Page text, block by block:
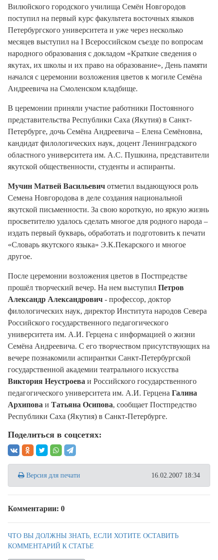
Вилюйского городского училища Семён Новгородов
поступил на первый курс факультета восточных языков
Петербургского университета и уже через несколько
месяцев выступил на I Всероссийском съезде по вопросам
народного образования с докладом «Краткие сведения о
якутах, их школы и их право на образование», День памяти
начался с церемонии возложения цветов к могиле Семёна
Андреевича на Смоленском кладбище.
В церемонии приняли участие работники Постоянного
представительства Республики Саха (Якутия) в Санкт-
Петербурге, дочь Семёна Андреевича – Елена Семёновна,
кандидат филологических наук, доцент Ленинградского
областного университета им. А.С. Пушкина, представители
якутской общественности, студенты и аспиранты.
Мучин Матвей Васильевич отметил выдающуюся роль
Семена Новгородова в деле создания национальной
якутской письменности. За свою короткую, но яркую жизнь
просветителю удалось сделать многое для родного народа –
издать первый букварь, обработать и подготовить к печати
«Словарь якутского языка» Э.К.Пекарского и многое
другое.
После церемонии возложения цветов в Постпредстве
прошёл творческий вечер. На нем выступил Петров
Александр Александрович - профессор, доктор
филологических наук, директор Института народов Севера
Российского государственного педагогического
университета им. А.И. Герцена с информацией о жизни
Семёна Андреевича. С его творчеством присутствующих на
вечере познакомили аспирантки Санкт-Петербургской
государственной академии театрального искусства
Виктория Неустроева и Российского государственного
педагогического университета им. А.И. Герцена Галина
Архипова и Татьяна Осипова, сообщает Постпредство
Республики Саха (Якутия) в Санкт-Петербурге.
Поделиться в соцсетях:
Версия для печати 16.02.2007 18:34
Комментарии: 0
ЧТО ВЫ ДОЛЖНЫ ЗНАТЬ, ЕСЛИ ХОТИТЕ ОСТАВИТЬ
КОММЕНТАРИЙ К СТАТЬЕ